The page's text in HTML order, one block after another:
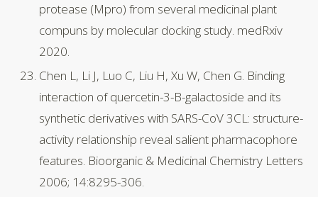
protease (Mpro) from several medicinal plant
compuns by molecular docking study. medRxiv
2020.
Chen L, Li J, Luo C, Liu H, Xu W, Chen G. Binding
interaction of quercetin-3-B-galactoside and its
synthetic derivatives with SARS-CoV 3CL: structure-
activity relationship reveal salient pharmacophore
features. Bioorganic & Medicinal Chemistry Letters
2006; 14:8295-306.